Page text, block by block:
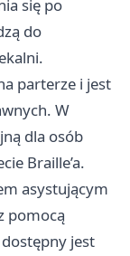
się po
do
parterze i jest
W
dla osób
Braille’a.
asystującym
pomocą
jest